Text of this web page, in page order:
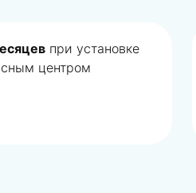
при установке
центром